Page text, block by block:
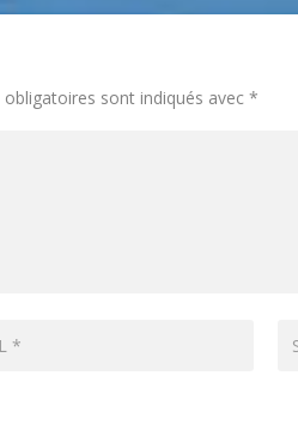
obligatoires sont indiqués avec*